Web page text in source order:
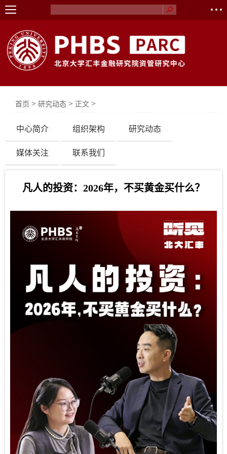
首页 > 研究动态 > 正文 >
中心简介 组织架构 研究动态
媒体关注 联系我们
凡人的投资：2026年，不买黄金买什么？